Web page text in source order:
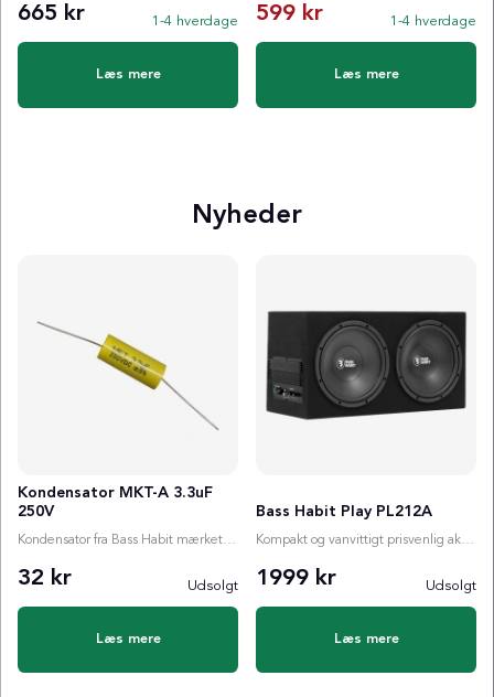
665 kr 1-4 hverdage
Læs mere
599 kr
Normalpris:
1-4 hverdage
Læs mere
Nyheder
Kondensator MKT-A 3.3uF
250V
Kondensator fra Bass Habit mærket MKT-A 3.3uF 250V.
32 kr Udsolgt
Læs mere
Bass Habit Play PL212A
Kompakt og vanvittigt prisvenlig aktiv 2x12 baskasse med indbygget forstærker!
1999 kr Udsolgt
Læs mere